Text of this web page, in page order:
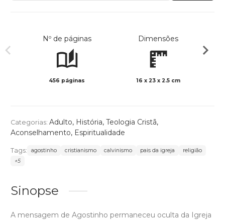
Nº de páginas
456 páginas
Dimensões
16 x 23 x 2.5 cm
Categorias: Adulto, História, Teologia Cristã,
Aconselhamento, Espiritualidade
Tags: agostinho cristianismo calvinismo pais da igreja
religião
+5
Sinopse
A mensagem de Agostinho permaneceu oculta da Igreja